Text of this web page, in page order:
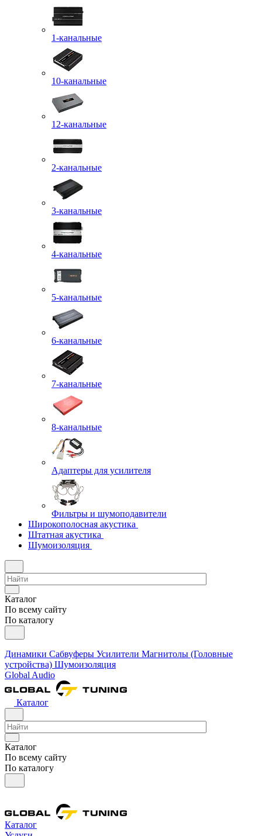
1-канальные
10-канальные
12-канальные
2-канальные
3-канальные
4-канальные
5-канальные
6-канальные
7-канальные
8-канальные
Адаптеры для усилителя
Фильтры и шумоподавители
Широкополосная акустика
Штатная акустика
Шумоизоляция
Каталог
По всему сайту
По каталогу
Динамики Сабвуферы Усилители Магнитолы (Головные
устройства) Шумоизоляция
Global Audio
Каталог
Каталог
По всему сайту
По каталогу
Каталог